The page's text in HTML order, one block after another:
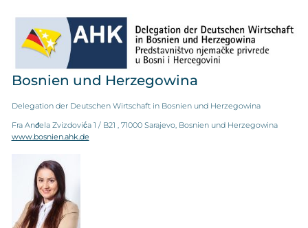
Bosnien und Herzegowina
Delegation der Deutschen Wirtschaft in Bosnien und Herzegowina
Fra Anđela Zvizdovića 1 / B21 , 71000 Sarajevo, Bosnien und Herzegowina
www.bosnien.ahk.de